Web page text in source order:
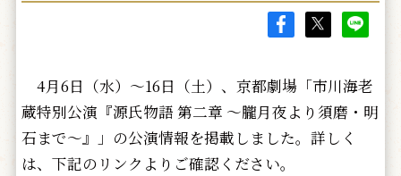
4月6日（水）～16日（土）、京都劇場「市川海老
蔵特別公演『源氏物語 第二章 ～朧月夜より須磨・明
石まで～』」の公演情報を掲載しました。詳しく
は、下記のリンクよりご確認ください。